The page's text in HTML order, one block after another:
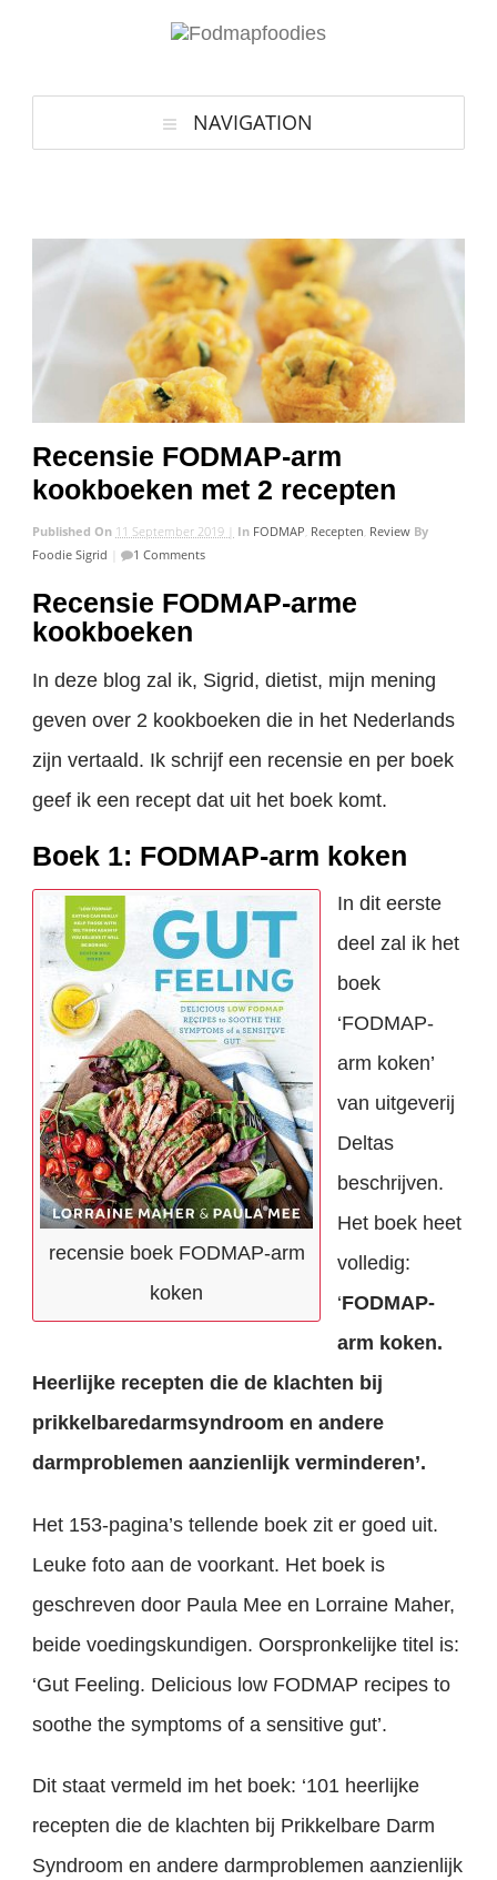
NAVIGATION
Recensie FODMAP-arm
kookboeken met 2 recepten
Published On 11 September 2019 | In FODMAP, Recepten, Review By
Foodie Sigrid
1 Comments
Recensie FODMAP-arme
kookboeken
In deze blog zal ik, Sigrid, dietist, mijn mening
geven over 2 kookboeken die in het Nederlands
zijn vertaald. Ik schrijf een recensie en per boek
geef ik een recept dat uit het boek komt.
Boek 1: FODMAP-arm koken
recensie boek FODMAP-arm
koken
In dit eerste
deel zal ik het
boek
‘FODMAP-
arm koken’
van uitgeverij
Deltas
beschrijven.
Het boek heet
volledig:
‘FODMAP-
arm koken.
Heerlijke recepten die de klachten bij
prikkelbaredarmsyndroom en andere
darmproblemen aanzienlijk verminderen’.
Het 153-pagina’s tellende boek zit er goed uit.
Leuke foto aan de voorkant. Het boek is
geschreven door Paula Mee en Lorraine Maher,
beide voedingskundigen. Oorspronkelijke titel is:
‘Gut Feeling. Delicious low FODMAP recipes to
soothe the symptoms of a sensitive gut’.
Dit staat vermeld im het boek: ‘101 heerlijke
recepten die de klachten bij Prikkelbare Darm
Syndroom en andere darmproblemen aanzienlijk